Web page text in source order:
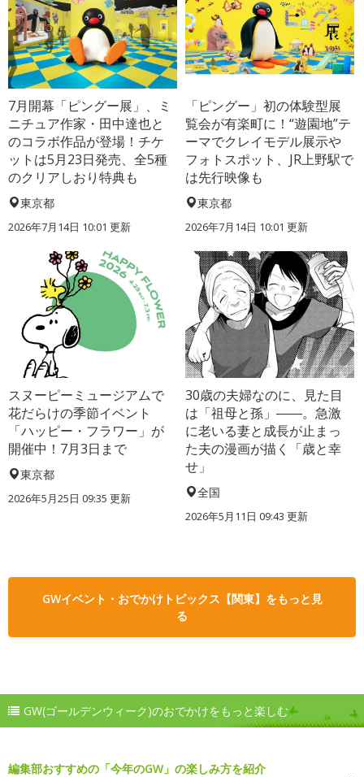
7月開幕「ピングー展」、ミ
ニチュア作家・田中達也と
のコラボ作品が登場！チケ
ットは5月23日発売、全5種
のクリアしおり特典も
東京都
2026年7月14日 10:01 更新
「ピングー」初の体験型展
覧会が有楽町に！“遊園地”テ
ーマでクレイモデル展示や
フォトスポット、JR上野駅で
は先行映像も
東京都
2026年7月14日 10:01 更新
スヌーピーミュージアムで
花だらけの季節イベント
「ハッピー・フラワー」が
開催中！7月3日まで
東京都
2026年5月25日 09:35 更新
30歳の夫婦なのに、見た目
は「祖母と孫」――。急激
に老いる妻と成長が止まっ
た夫の漫画が描く「歳と幸
せ」
全国
2026年5月11日 09:43 更新
GWイベント・おでかけトピックス【関東】をもっと見
る
GW(ゴールデンウィーク)のおでかけをもっと楽しむ
編集部おすすめの「今年のGW」の楽しみ方を紹介